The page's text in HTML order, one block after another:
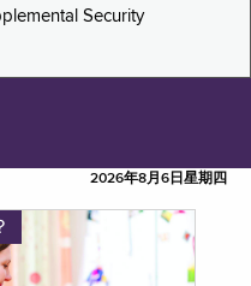
Security
2026年8月6日星期四